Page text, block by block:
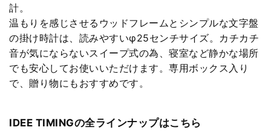
計。
温もりを感じさせるウッドフレームとシンプルな文字盤
の掛け時計は、読みやすいφ25センチサイズ。カチカチ
音が気にならないスイープ式の為、寝室など静かな場所
でも安心してお使いいただけます。専用ボックス入り
で、贈り物にもおすすめです。
IDEE TIMINGの全ラインナップはこちら